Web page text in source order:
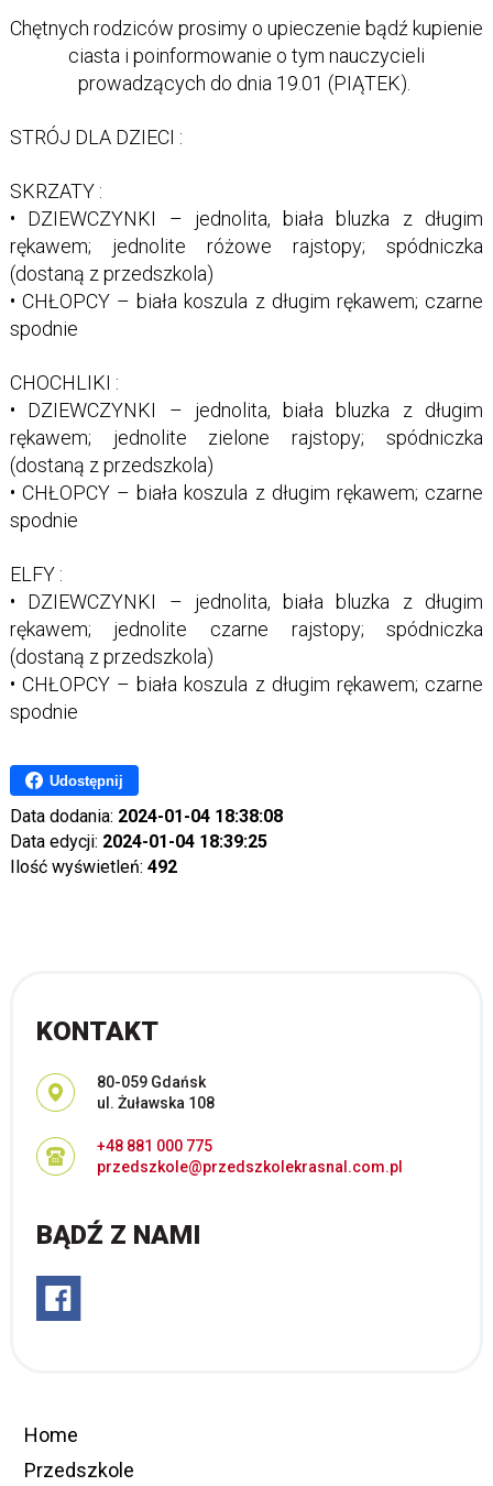
Chętnych rodziców prosimy o upieczenie bądź kupienie
ciasta i poinformowanie o tym nauczycieli
prowadzących do dnia 19.01 (PIĄTEK).
STRÓJ DLA DZIECI :
SKRZATY :
• DZIEWCZYNKI – jednolita, biała bluzka z długim
rękawem; jednolite różowe rajstopy; spódniczka
(dostaną z przedszkola)
• CHŁOPCY – biała koszula z długim rękawem; czarne
spodnie
CHOCHLIKI :
• DZIEWCZYNKI – jednolita, biała bluzka z długim
rękawem; jednolite zielone rajstopy; spódniczka
(dostaną z przedszkola)
• CHŁOPCY – biała koszula z długim rękawem; czarne
spodnie
ELFY :
• DZIEWCZYNKI – jednolita, biała bluzka z długim
rękawem; jednolite czarne rajstopy; spódniczka
(dostaną z przedszkola)
• CHŁOPCY – biała koszula z długim rękawem; czarne
spodnie
Udostępnij
Data dodania: 2024-01-04 18:38:08
Data edycji: 2024-01-04 18:39:25
Ilość wyświetleń: 492
KONTAKT
Adres pocztowy:
80-059 Gdańsk
ul. Żuławska 108
+48 881 000 775
przedszkole@przedszkolekrasnal.com.pl
BĄDŹ Z NAMI
Home
Przedszkole